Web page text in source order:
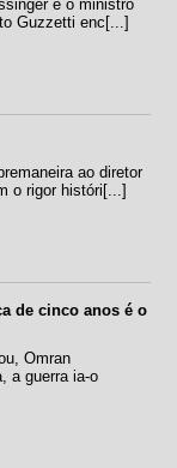
e o ministro
Guzzetti enc[...]
ao diretor
o rigor históri[...]
de cinco anos é o
Omran
a guerra ia-o